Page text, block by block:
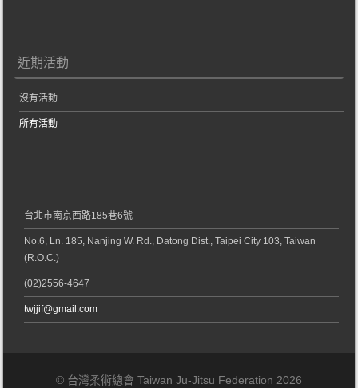
近期活動
沒有活動
所有活動
台北市南京西路185巷6號
No.6, Ln. 185, Nanjing W. Rd., Datong Dist., Taipei City 103, Taiwan
(R.O.C.)
(02)2556-4647
twjjif@gmail.com
© 台灣柔術總會 Taiwan Ju-Jitsu Federation 2026